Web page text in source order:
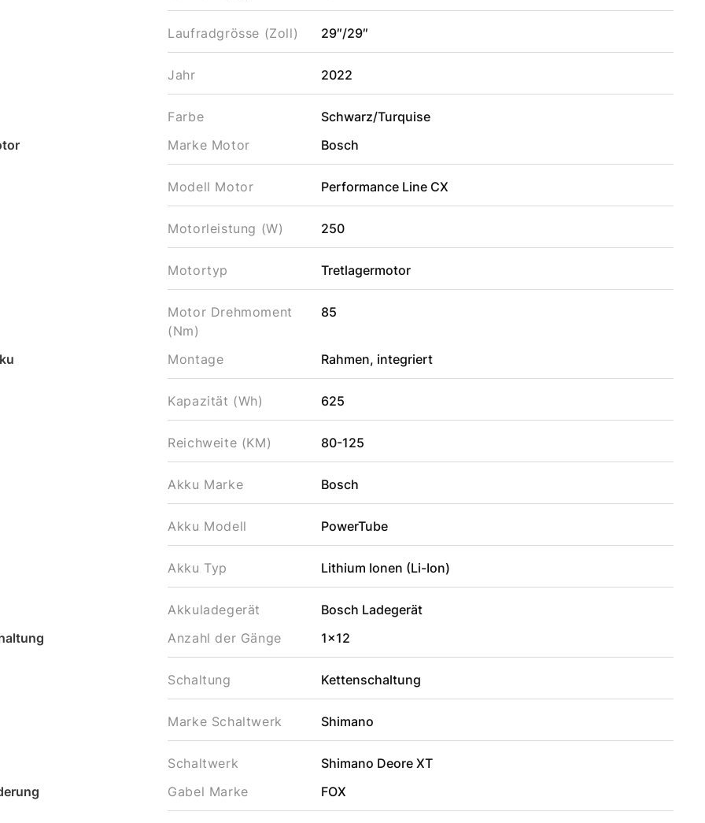
Laufradgrösse (Zoll) 29″/29″
Jahr 2022
Farbe
Schwarz/Turquise
Marke Motor Bosch
Modell Motor Performance Line CX
Motorleistung (W) 250
Motortyp Tretlagermotor
Motor Drehmoment
(Nm)
85
Montage Rahmen, integriert
Kapazität (Wh) 625
Reichweite (KM) 80-125
Akku Marke Bosch
Akku Modell PowerTube
Akku Typ Lithium Ionen (Li-Ion)
Akkuladegerät
Bosch Ladegerät
Anzahl der Gänge 1x12
Schaltung Kettenschaltung
Marke Schaltwerk Shimano
Schaltwerk
Shimano Deore XT
Gabel Marke FOX